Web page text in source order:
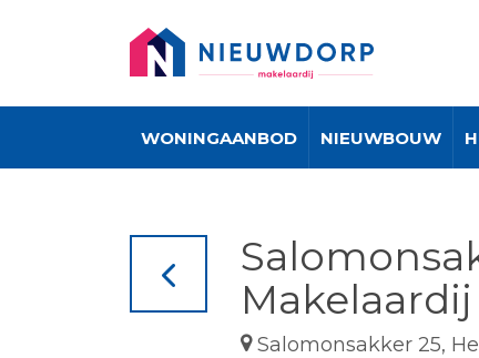
WONINGAANBOD NIEUWBOUW
Makelaardij
Salomonsakker 25,